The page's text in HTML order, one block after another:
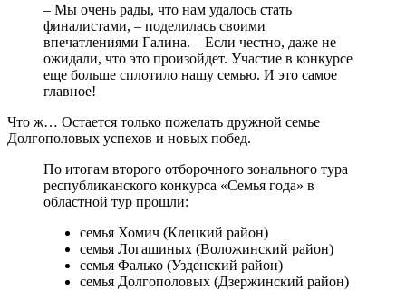
– Мы очень рады, что нам удалось стать
финалистами, – поделилась своими
впечатлениями Галина. – Если честно, даже не
ожидали, что это произойдет. Участие в конкурсе
еще больше сплотило нашу семью. И это самое
главное!
Что ж… Остается только пожелать дружной семье
Долгополовых успехов и новых побед.
По итогам второго отборочного зонального тура
республиканского конкурса «Семья года» в
областной тур прошли:
семья Хомич (Клецкий район)
семья Логашиных (Воложинский район)
семья Фалько (Узденский район)
семья Долгополовых (Дзержинский район)